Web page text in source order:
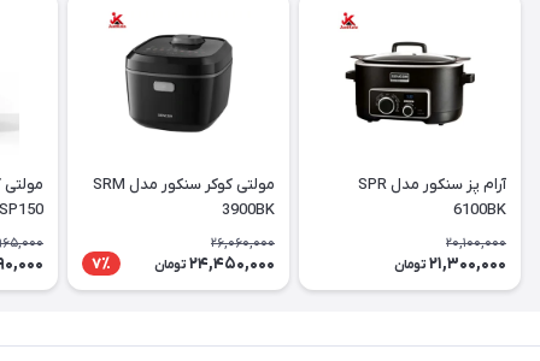
آرام پز سنکور مدل SPR
6100BK
20,100,000
21,300,000 تومان
مولتی کوکر سنکور مدل SRM
3900BK
26,060,000
24,450,000 تومان 7٪
SP150